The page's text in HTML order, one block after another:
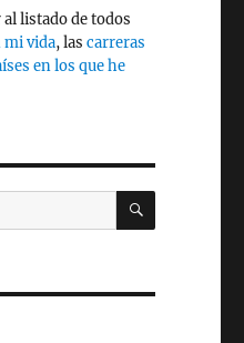
listado de todos
mi vida, las carreras
en los que he
BUSCAR